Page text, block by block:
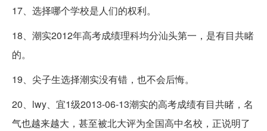
17、选择哪个学校是人们的权利。
18、潮实2012年高考成绩理科均分汕头第一，是有目共睹
的。
19、尖子生选择潮实没有错，也不会后悔。
20、lwy、宜1级2013-06-13潮实的高考成绩有目共睹，名
气也越来越大，甚至被北大评为全国高中名校，正说明了